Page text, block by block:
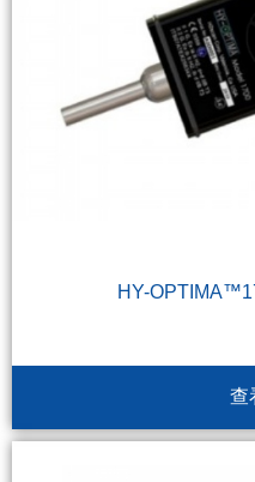
HY-
查